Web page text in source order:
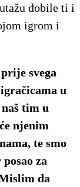
dobile ti i
igrom i
svega
u
tim u
njenim
te smo
za
da